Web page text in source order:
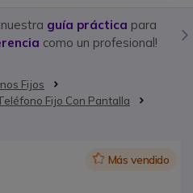
Compra aquí los
programación
Fijos
Fijo Con Pantalla
IconMás vendido